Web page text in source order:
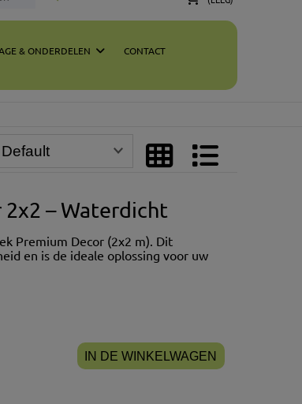
& ONDERDELEN CONTACT
– Waterdicht
Premium Decor (2x2 m). Dit
en is de ideale oplossing voor uw
IN DE WINKELWAGEN